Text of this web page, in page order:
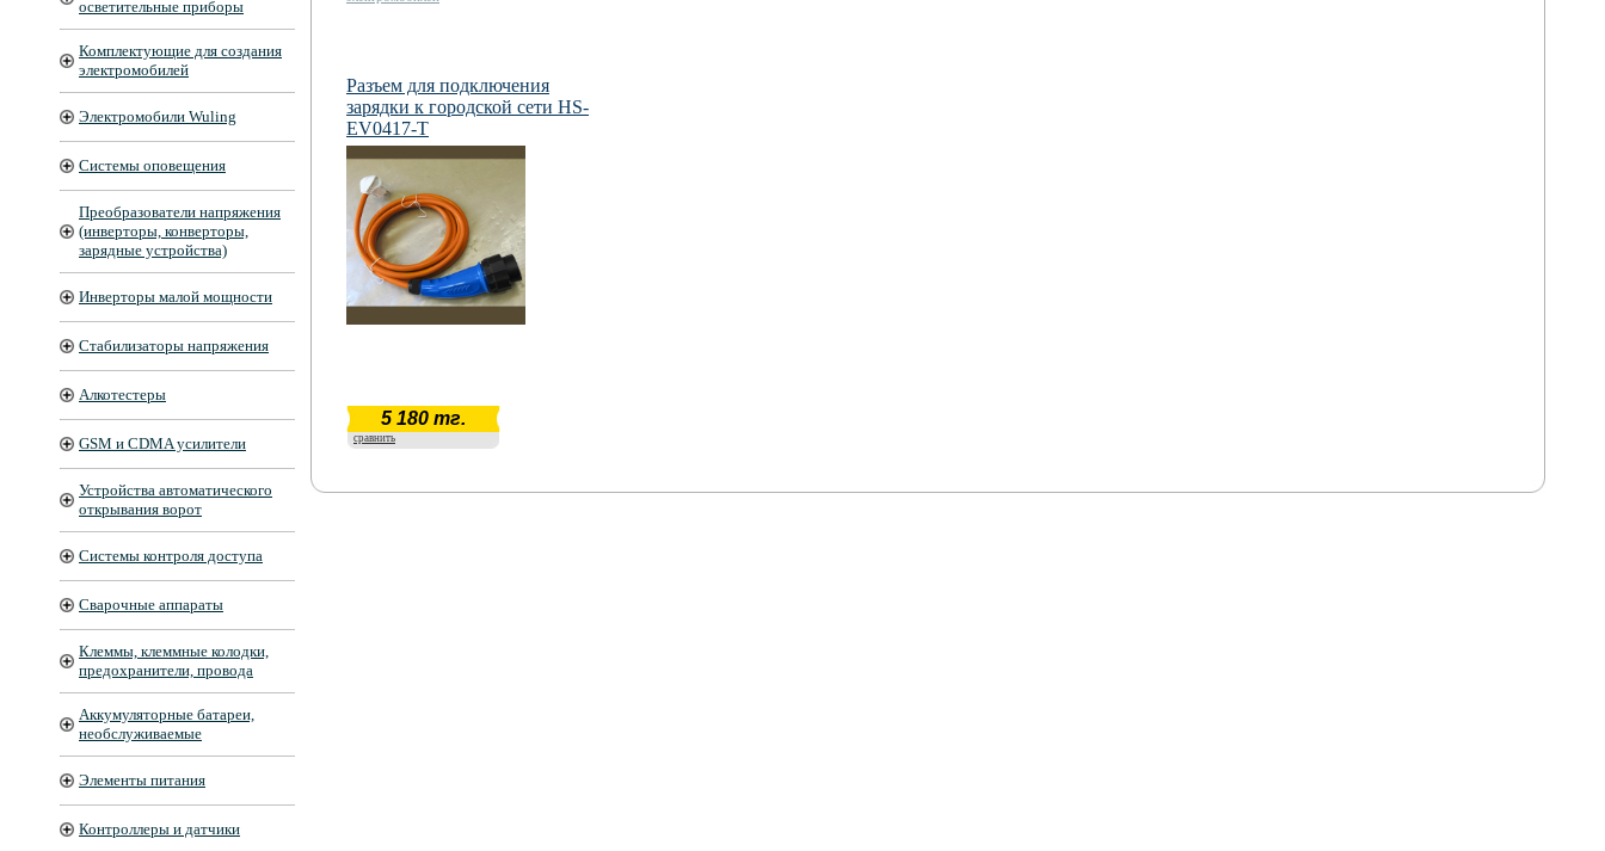
осветительные приборы
Комплектующие для создания
электромобилей
Электромобили Wuling
Системы оповещения
Преобразователи напряжения
(инверторы, конверторы,
зарядные устройства)
Инверторы малой мощности
Стабилизаторы напряжения
Алкотестеры
GSM и CDMA усилители
Устройства автоматического
открывания ворот
Системы контроля доступа
Сварочные аппараты
Клеммы, клеммные колодки,
предохранители, провода
Аккумуляторные батареи,
необслуживаемые
Элементы питания
Контроллеры и датчики
Разъем для подключения
зарядки к городской сети HS-
EV0417-T
5 180 тг.
сравнить